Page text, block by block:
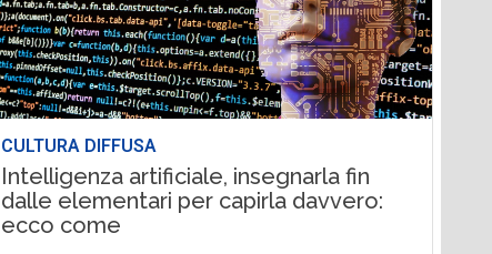
CULTURA DIFFUSA
Intelligenza artificiale, insegnarla fin
dalle elementari per capirla davvero:
ecco come